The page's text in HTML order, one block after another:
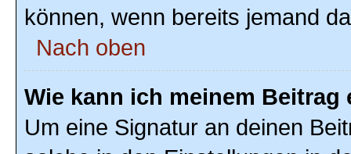
können, wenn bereits jemand
Nach oben
Wie kann ich meinem
Um eine Signatur an deinen